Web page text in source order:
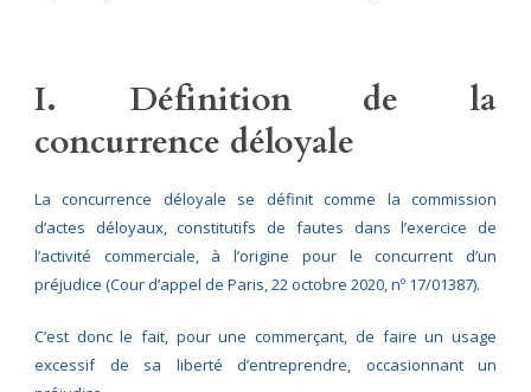
I. Définition de la
concurrence déloyale
La concurrence déloyale se définit comme la commission
d’actes déloyaux, constitutifs de fautes dans l’exercice de
l’activité commerciale, à l’origine pour le concurrent d’un
préjudice (Cour d’appel de Paris, 22 octobre 2020, nº 17/01387).
C’est donc le fait, pour une commerçant, de faire un usage
excessif de sa liberté d’entreprendre, occasionnant un